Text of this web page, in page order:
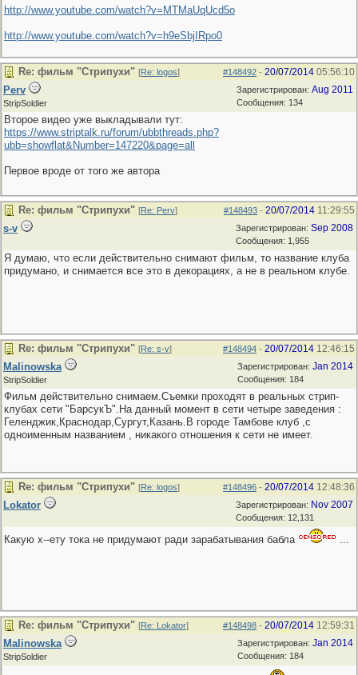
http://www.youtube.com/watch?v=MTMaUqUcd5o
http://www.youtube.com/watch?v=h9eSbjIRpo0
#148492 - 20/07/2014 05:56:10
Re: фильм "Стрипухи" [Re: logos]
Зарегистрирован: Aug 2011
Сообщения: 134
Perv
StripSoldier
Второе видео уже выкладывали тут:
https://www.striptalk.ru/forum/ubbthreads.php?
ubb=showflat&Number=147220&page=all
Первое вроде от того же автора
#148493 - 20/07/2014 11:29:55
Re: фильм "Стрипухи" [Re: Perv]
Зарегистрирован: Sep 2008
Сообщения: 1,955
s-v
Я думаю, что если действительно снимают фильм, то название клуба
придумано, и снимается все это в декорациях, а не в реальном клубе.
#148494 - 20/07/2014 12:46:15
Re: фильм "Стрипухи" [Re: s-v]
Зарегистрирован: Jan 2014
Сообщения: 184
Malinowska
StripSoldier
Фильм действительно снимаем.Съемки проходят в реальных стрип-
клубах сети "БарсукЪ".На данный момент в сети четыре заведения :
Геленджик,Краснодар,Сургут,Казань.В городе Тамбове клуб ,с
одноименным названием , никакого отношения к сети не имеет.
#148496 - 20/07/2014 12:48:36
Re: фильм "Стрипухи" [Re: logos]
Зарегистрирован: Nov 2007
Сообщения: 12,131
Lokator
Какую х--ету тока не придумают ради зарабатывания бабла ...
#148498 - 20/07/2014 12:59:31
Re: фильм "Стрипухи" [Re: Lokator]
Зарегистрирован: Jan 2014
Сообщения: 184
Malinowska
StripSoldier